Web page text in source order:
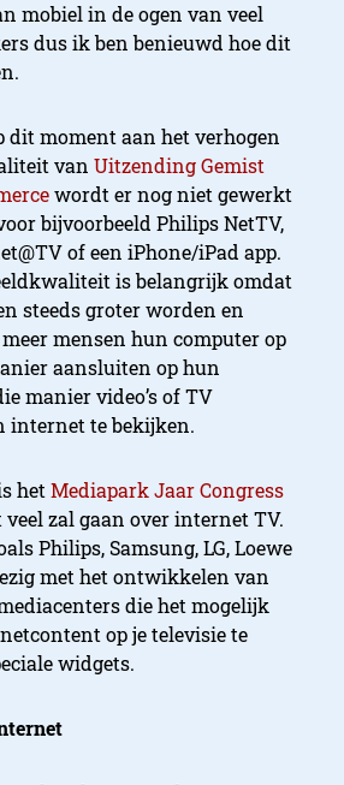
mobiel in de ogen van veel
dus ik ben benieuwd hoe dit
dit moment aan het verhogen
van Uitzending Gemist
wordt er nog niet gewerkt
bijvoorbeeld Philips NetTV,
of een iPhone/iPad app.
is belangrijk omdat
steeds groter worden en
mensen hun computer op
aansluiten op hun
manier video’s of TV
internet te bekijken.
hetMediapark Jaar Congress
veel zal gaan over internet TV.
Philips, Samsung, LG, Loewe
met het ontwikkelen van
die het mogelijk
op je televisie te
widgets.